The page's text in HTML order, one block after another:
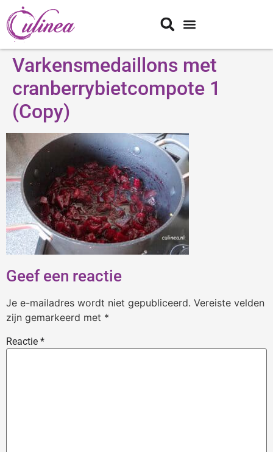
Varkensmedaillons met
cranberrybietcompote 1
(Copy)
Geef een reactie
Je e-mailadres wordt niet gepubliceerd. Vereiste velden
zijn gemarkeerd met *
Reactie *